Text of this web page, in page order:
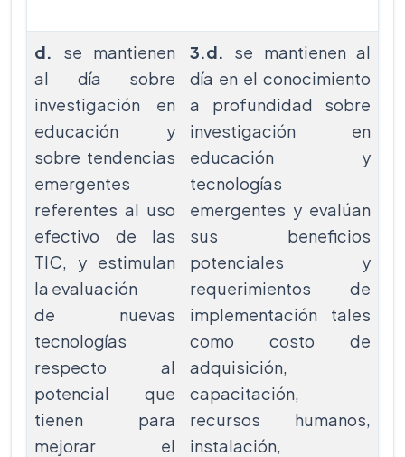
d. se mantienen
al día sobre
investigación en
educación y
sobre tendencias
emergentes
referentes al uso
efectivo de las
TIC, y estimulan
la evaluación
de nuevas
tecnologías
respecto al
potencial que
tienen para
mejorar el
3.d. se mantienen al
día en el conocimiento
a profundidad sobre
investigación en
educación y
tecnologías
emergentes y evalúan
sus beneficios
potenciales y
requerimientos de
implementación tales
como costo de
adquisición,
capacitación,
recursos humanos,
instalación,